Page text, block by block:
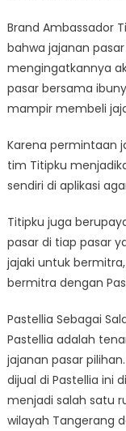
Brand Ambassador
bahwa jajanan pasar
mengingatkannya
pasar bersama
mampir membeli
Karena permintaan
tim Titipku
sendiri di aplikasi
Titipku juga
pasar di tiap pasar
jajaki untuk
bermitra dengan
Pastellia Sebagai
Pastellia adalah
jajanan pasar
dijual di Pastellia ini
menjadi salah satu
wilayah Tangerang